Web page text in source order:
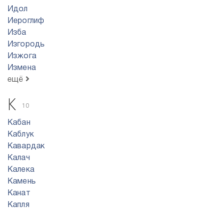
Идол
Иероглиф
Изба
Изгородь
Изжога
Измена
ещё
К 10
Кабан
Каблук
Кавардак
Калач
Калека
Камень
Канат
Капля